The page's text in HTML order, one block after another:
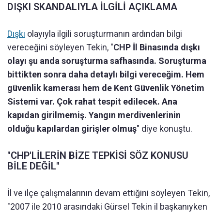
DIŞKI SKANDALIYLA İLGİLİ AÇIKLAMA
Dışkı olayıyla ilgili soruşturmanın ardından bilgi
vereceğini söyleyen Tekin, "CHP İl Binasında dışkı
olayı şu anda soruşturma safhasında. Soruşturma
bittikten sonra daha detaylı bilgi vereceğim. Hem
güvenlik kamerası hem de Kent Güvenlik Yönetim
Sistemi var. Çok rahat tespit edilecek. Ana
kapıdan girilmemiş. Yangın merdivenlerinin
olduğu kapılardan girişler olmuş" diye konuştu.
"CHP'LİLERİN BİZE TEPKİSİ SÖZ KONUSU
BİLE DEĞİL"
İl ve ilçe çalışmalarının devam ettiğini söyleyen Tekin,
"2007 ile 2010 arasındaki Gürsel Tekin il başkanıyken